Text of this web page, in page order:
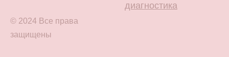
© 2024 Все права
защищены
диагностика